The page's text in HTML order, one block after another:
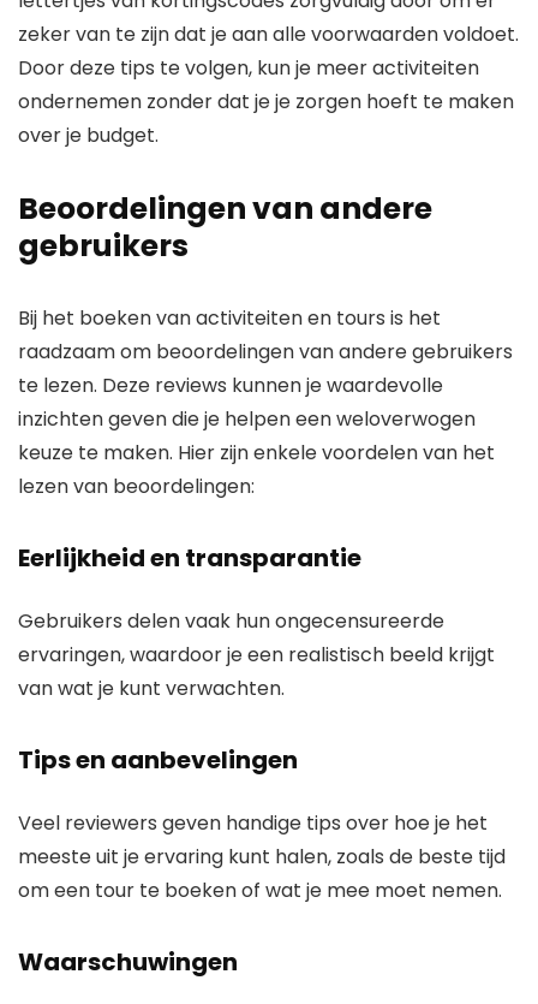
zeker van te zijn dat je aan alle voorwaarden voldoet.
Door deze tips te volgen, kun je meer activiteiten
ondernemen zonder dat je je zorgen hoeft te maken
over je budget.
Beoordelingen van andere
gebruikers
Bij het boeken van activiteiten en tours is het
raadzaam om beoordelingen van andere gebruikers
te lezen. Deze reviews kunnen je waardevolle
inzichten geven die je helpen een weloverwogen
keuze te maken. Hier zijn enkele voordelen van het
lezen van beoordelingen:
Eerlijkheid en transparantie
Gebruikers delen vaak hun ongecensureerde
ervaringen, waardoor je een realistisch beeld krijgt
van wat je kunt verwachten.
Tips en aanbevelingen
Veel reviewers geven handige tips over hoe je het
meeste uit je ervaring kunt halen, zoals de beste tijd
om een tour te boeken of wat je mee moet nemen.
Waarschuwingen